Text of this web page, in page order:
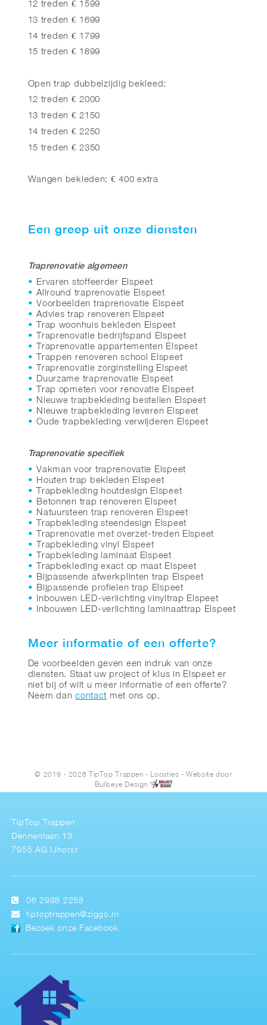
12 treden € 1599
13 treden € 1699
14 treden € 1799
15 treden € 1899
Open trap dubbelzijdig bekleed:
12 treden € 2000
13 treden € 2150
14 treden € 2250
15 treden € 2350
Wangen bekleden: € 400 extra
Een greep uit onze diensten
Traprenovatie algemeen
Ervaren stoffeerder Elspeet
Allround traprenovatie Elspeet
Voorbeelden traprenovatie Elspeet
Advies trap renoveren Elspeet
Trap woonhuis bekleden Elspeet
Traprenovatie bedrijfspand Elspeet
Traprenovatie appartementen Elspeet
Trappen renoveren school Elspeet
Traprenovatie zorginstelling Elspeet
Duurzame traprenovatie Elspeet
Trap opmeten voor renovatie Elspeet
Nieuwe trapbekleding bestellen Elspeet
Nieuwe trapbekleding leveren Elspeet
Oude trapbekleding verwijderen Elspeet
Traprenovatie specifiek
Vakman voor traprenovatie Elspeet
Houten trap bekleden Elspeet
Trapbekleding houtdesign Elspeet
Betonnen trap renoveren Elspeet
Natuursteen trap renoveren Elspeet
Trapbekleding steendesign Elspeet
Traprenovatie met overzet-treden Elspeet
Trapbekleding vinyl Elspeet
Trapbekleding laminaat Elspeet
Trapbekleding exact op maat Elspeet
Bijpassende afwerkplinten trap Elspeet
Bijpassende profielen trap Elspeet
Inbouwen LED-verlichting vinyltrap Elspeet
Inbouwen LED-verlichting laminaattrap Elspeet
Meer informatie of een offerte?
De voorbeelden geven een indruk van onze
diensten. Staat uw project of klus in Elspeet er
niet bij of wilt u meer informatie of een offerte?
Neem dancontact met ons op.
© 2019 - 2026 TipTop Trappen- Locaties - Website door
Bullseye Design
TipTop Trappen
Dennenlaan 13
7955 AG IJhorst
06 2998 2258
tiptoptrappen@ziggo.nl
Bezoek onze Facebook